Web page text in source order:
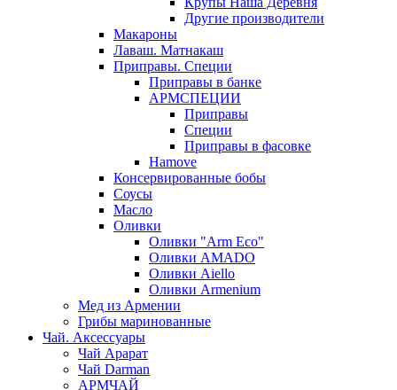
Другие производители
Макароны
Лаваш. Матнакаш
Приправы. Специи
Приправы в банке
АРМСПЕЦИИ
Приправы
Специи
Приправы в фасовке
Hamove
Консервированные бобы
Соусы
Масло
Оливки
Оливки "Arm Eco"
Оливки AMADO
Оливки Aiello
Оливки Armenium
Мед из Армении
Грибы маринованные
Чай. Аксессуары
Чай Арарат
Чай Darman
АРМЧАЙ